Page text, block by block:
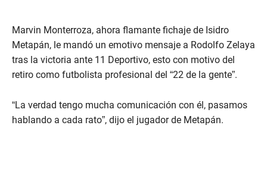
Marvin Monterroza, ahora flamante fichaje de Isidro
Metapán, le mandó un emotivo mensaje a Rodolfo Zelaya
tras la victoria ante 11 Deportivo, esto con motivo del
retiro como futbolista profesional del “22 de la gente”.
“La verdad tengo mucha comunicación con él, pasamos
hablando a cada rato”, dijo el jugador de Metapán.